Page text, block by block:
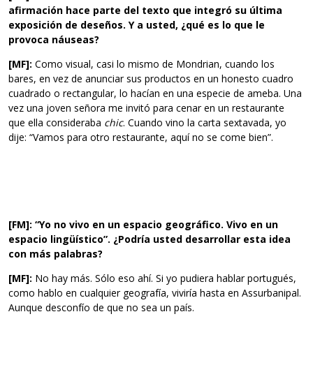
afirmación hace parte del texto que integró su última
exposición de deseños. Y a usted, ¿qué es lo que le
provoca náuseas?
[MF]: Como visual, casi lo mismo de Mondrian, cuando los
bares, en vez de anunciar sus productos en un honesto cuadro
cuadrado o rectangular, lo hacían en una especie de ameba. Una
vez una joven señora me invitó para cenar en un restaurante
que ella consideraba chic. Cuando vino la carta sextavada, yo
dije: “Vamos para otro restaurante, aquí no se come bien”.
[FM]: “Yo no vivo en un espacio geográfico. Vivo en un
espacio lingüístico”. ¿Podría usted desarrollar esta idea
con más palabras?
[MF]: No hay más. Sólo eso ahí. Si yo pudiera hablar portugués,
como hablo en cualquier geografía, viviría hasta en Assurbanipal.
Aunque desconfío de que no sea un país.